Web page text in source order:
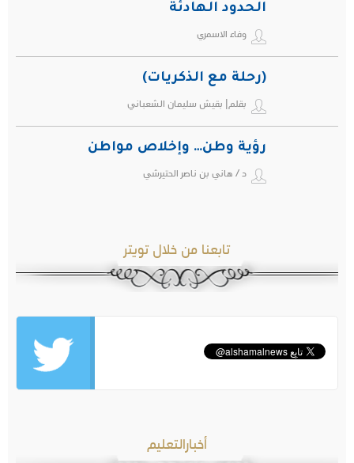
الحدود الهادئة
وفاء الاسمري
(رحلة مع الذكريات)
بقلم| بقيش سليمان الشعباني
رؤية وطن… وإخلاص مواطن
د / هاني بن ناصر الحتيرشي
تابعنا من خلال تويتر
أخبارالتعليم